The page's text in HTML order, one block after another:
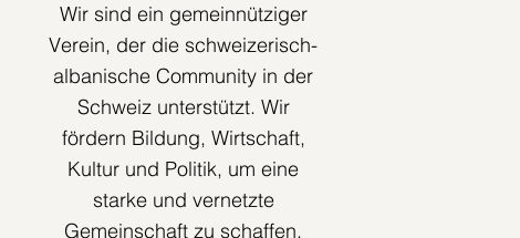
Wir sind ein gemeinnütziger
Verein, der die schweizerisch-
albanische Community in der
Schweiz unterstützt. Wir
fördern Bildung, Wirtschaft,
Kultur und Politik, um eine
starke und vernetzte
Gemeinschaft zu schaffen.